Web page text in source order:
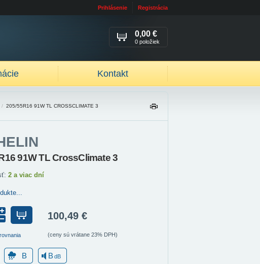
Prihlásenie Registrácia
Kontakt
0,00 €
0 položiek
/ 205/55R16 91W TL CROSSCLIMATE 3
IŤ
91W TL CrossClimate 3
2 a viac dní
100,49 €
(ceny sú vrátane 23% DPH)
B BdB